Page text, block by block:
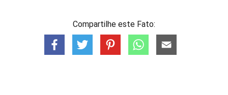
Compartilhe este Fato: